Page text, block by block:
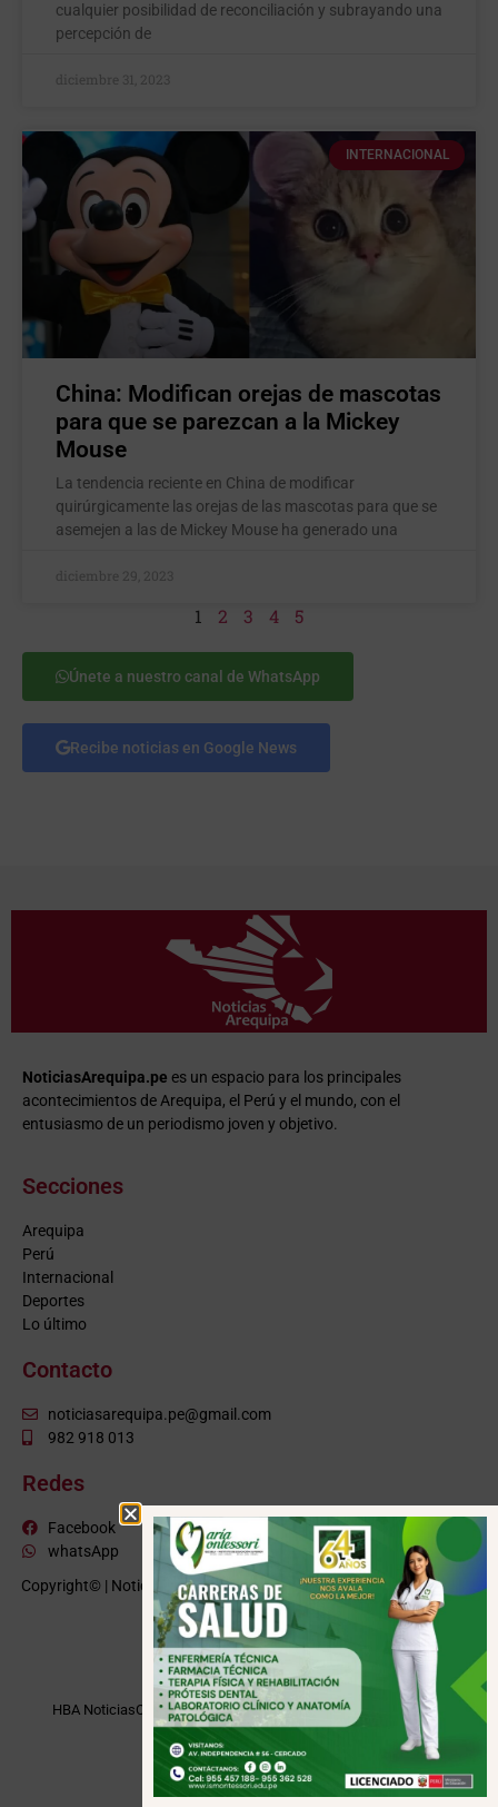
cualquier posibilidad de reconciliación y subrayando una
percepción de
diciembre 31, 2023
INTERNACIONAL
China: Modifican orejas de mascotas
para que se parezcan a la Mickey
Mouse
La tendencia reciente en China de modificar
quirúrgicamente las orejas de las mascotas para que se
asemejen a las de Mickey Mouse ha generado una
diciembre 29, 2023
1 2 3 4 5
Únete a nuestro canal de WhatsApp
Recibe noticias en Google News
NoticiasArequipa.pe es un espacio para los principales
acontecimientos de Arequipa, el Perú y el mundo, con el
entusiasmo de un periodismo joven y objetivo.
Secciones
Arequipa
Perú
Internacional
Deportes
Lo último
Contacto
noticiasarequipa.pe@gmail.com
982 918 013
Redes
Facebook
whatsApp
Copyright© | NoticiasArequipa.pe | Grupo HBA Noticias| Todos los
derechos reservados
VISITE TAMBIÉN
HBA NoticiasCusco InformaMoquegua Noticias Tacna Noticias
Puno Noticias